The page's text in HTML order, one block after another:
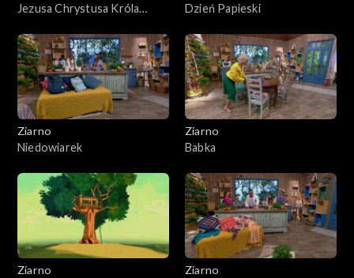
Jezusa Chrystusa Króla
Dzień Papieski
Ziarno
Niedowiarek
Ziarno
Babka
Ziarno
Ziarno